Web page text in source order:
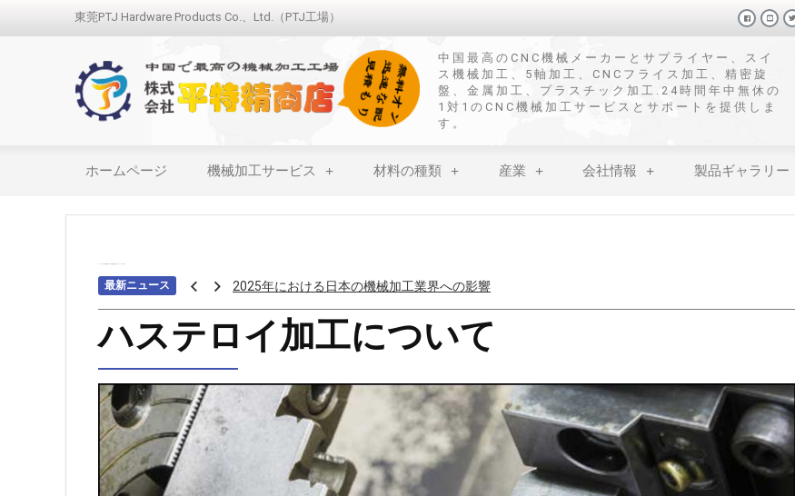
東莞PTJ Hardware Products Co.、Ltd.（PTJ工場）
中国最高のCNC機械メーカーとサプライヤー、スイ
ス機械加工、5軸加工、CNCフライス加工、精密旋
盤、金属加工、プラスチック加工.24時間年中無休の
1対1のCNC機械加工サービスとサポートを提供しま
す。
ホームページ 機械加工サービス 材料の種類 産業 会社情報 製品ギャラリー
最新ニュース
アロジンコーティング：欠かせない表面処理技術
アームス ブロンズ
紫外線 塗料
重金属トップ10のランキング：特性、影響、利用法
ステンレス鋼の切削における加工硬化を防ぐ方法
へら 絞り 加工 と は
チタン鋳造とは: プロセス、用途、温度、価格
プロトタイプ射出成形: 究極のガイド
ハステロイ加工について